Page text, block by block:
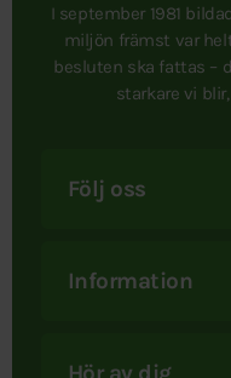
I september 1981
miljön främst var
besluten ska fattas –
starkare vi
Följ oss
Information
Hör av dig